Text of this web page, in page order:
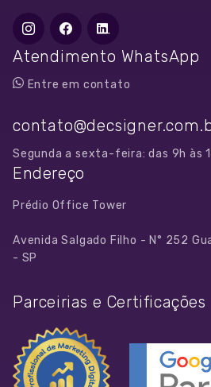
Atendimento WhatsApp
Entre em contato
Segunda a sexta-feira: das 9h às
Endereço
Prédio Office Tower
Avenida Salgado Filho - N° 252
- SP
Parceirias e Certificações